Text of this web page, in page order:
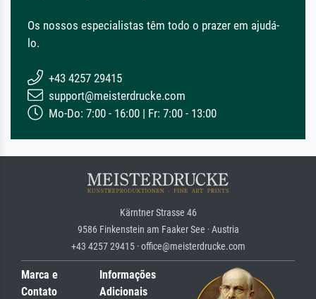
Os nossos especialistas têm todo o prazer em ajudá-
lo.
+43 4257 29415
support@meisterdrucke.com
Mo-Do: 7:00 - 16:00 | Fr: 7:00 - 13:00
Kärntner Strasse 46
9586 Finkenstein am Faaker See · Austria
+43 4257 29415 · office@meisterdrucke.com
Marca e
Contato
Informações
Adicionais